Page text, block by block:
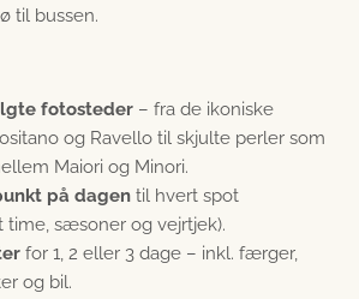
til bussen.
fotosteder – fra de ikoniske
og Ravello til skjulte perler som
Maiori og Minori.
på dagen til hvert spot
sæsoner og vejrtjek).
for 1, 2 eller 3 dage – inkl. færger,
og bil.